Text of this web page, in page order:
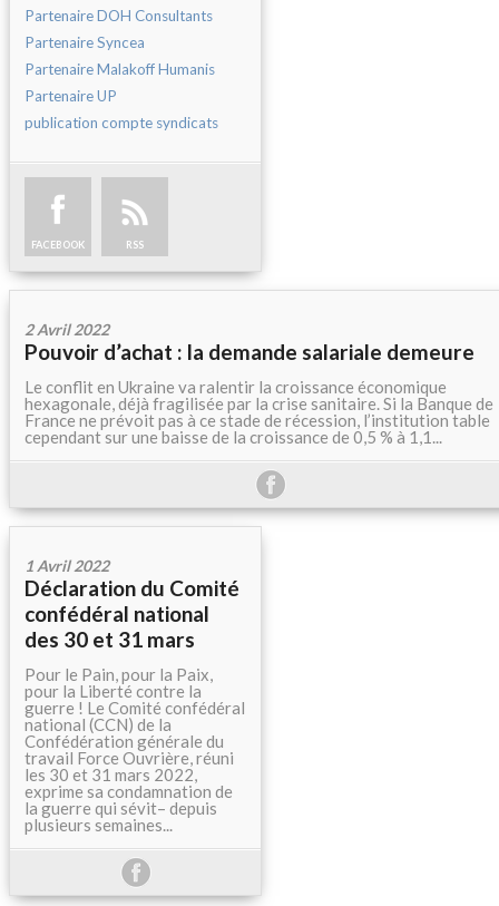
Partenaire DOH Consultants
Partenaire Syncea
Partenaire Malakoff Humanis
Partenaire UP
publication compte syndicats
FACEBOOK RSS
2 Avril 2022
Pouvoir d’achat : la demande salariale demeure
Le conflit en Ukraine va ralentir la croissance économique
hexagonale, déjà fragilisée par la crise sanitaire. Si la Banque de
France ne prévoit pas à ce stade de récession, l’institution table
cependant sur une baisse de la croissance de 0,5 % à 1,1...
1 Avril 2022
Déclaration du Comité
confédéral national
des 30 et 31 mars
Pour le Pain, pour la Paix,
pour la Liberté contre la
guerre ! Le Comité confédéral
national (CCN) de la
Confédération générale du
travail Force Ouvrière, réuni
les 30 et 31 mars 2022,
exprime sa condamnation de
la guerre qui sévit– depuis
plusieurs semaines...